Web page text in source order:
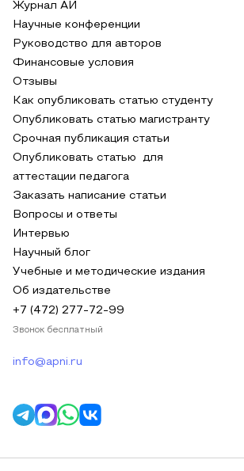
Журнал АИ
Научные конференции
Руководство для авторов
Финансовые условия
Отзывы
Как опубликовать статью студенту
Опубликовать статью магистранту
Срочная публикация статьи
Опубликовать статью для
аттестации педагога
Заказать написание статьи
Вопросы и ответы
Интервью
Научный блог
Учебные и методические издания
Об издательстве
+7 (472) 277-72-99
Звонок бесплатный
info@apni.ru